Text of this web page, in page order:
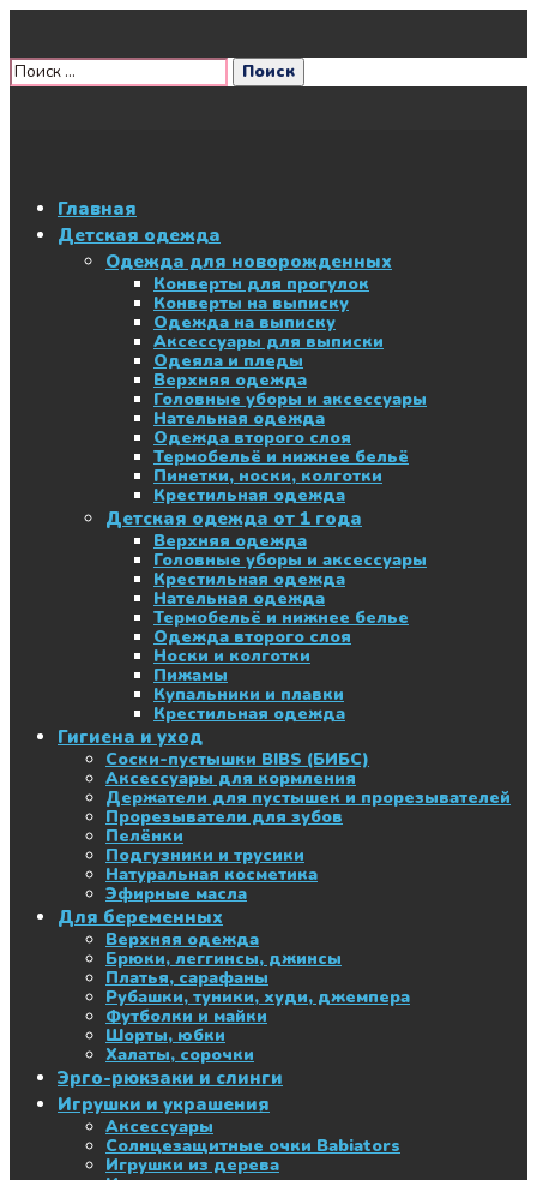
Главная
Детская одежда
Одежда для новорожденных
Конверты для прогулок
Конверты на выписку
Одежда на выписку
Аксессуары для выписки
Одеяла и пледы
Верхняя одежда
Головные уборы и аксессуары
Нательная одежда
Одежда второго слоя
Термобельё и нижнее бельё
Пинетки, носки, колготки
Крестильная одежда
Детская одежда от 1 года
Верхняя одежда
Головные уборы и аксессуары
Крестильная одежда
Нательная одежда
Термобельё и нижнее белье
Одежда второго слоя
Носки и колготки
Пижамы
Купальники и плавки
Крестильная одежда
Гигиена и уход
Соски-пустышки BIBS (БИБС)
Аксессуары для кормления
Держатели для пустышек и прорезывателей
Прорезыватели для зубов
Пелёнки
Подгузники и трусики
Натуральная косметика
Эфирные масла
Для беременных
Верхняя одежда
Брюки, леггинсы, джинсы
Платья, сарафаны
Рубашки, туники, худи, джемпера
Футболки и майки
Шорты, юбки
Халаты, сорочки
Эрго-рюкзаки и слинги
Игрушки и украшения
Аксессуары
Солнцезащитные очки Babiators
Игрушки из дерева